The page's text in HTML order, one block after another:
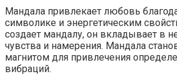
Мандала привлекает любовь
символике и энергетическим
создает мандалу, он вкладывает в
чувства и намерения. Мандала
магнитом для привлечения
вибраций.